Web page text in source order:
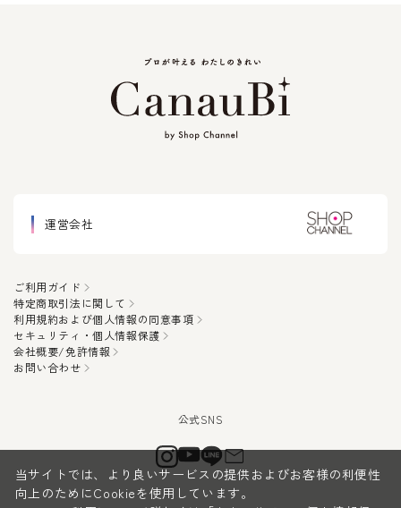
運営会社
ご利用ガイド
特定商取引法に関して
利用規約および個人情報の同意事項
セキュリティ・個人情報保護
会社概要/免許情報
お問い合わせ
当サイトでは、より良いサービスの提供およびお客様の利便性
向上のためにCookieを使用しています。